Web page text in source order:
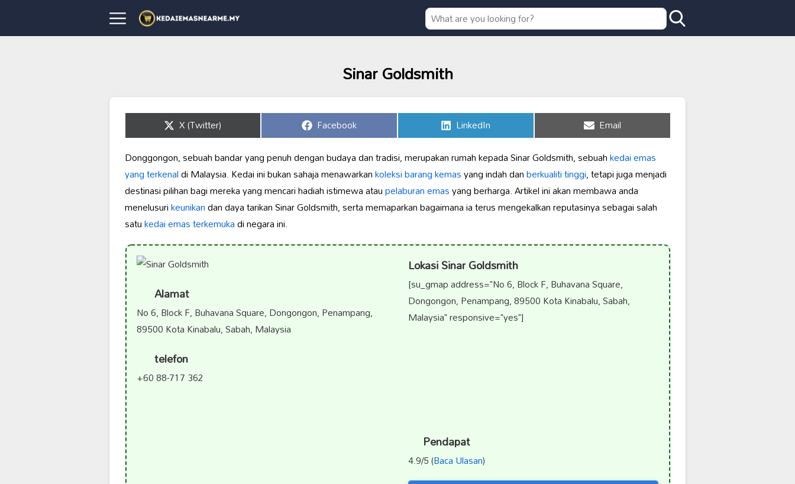
Sinar Goldsmith
Share
on
X (Twitter) Share
on
Facebook Share
on
LinkedIn Share
on
Email
Donggongon, sebuah bandar yang penuh dengan budaya dan tradisi, merupakan rumah kepada Sinar Goldsmith, sebuahkedai emas
yang terkenaldi Malaysia. Kedai ini bukan sahaja menawarkankoleksi barang kemasyang indah danberkualiti tinggi, tetapi juga menjadi
destinasi pilihan bagi mereka yang mencari hadiah istimewa ataupelaburan emasyang berharga. Artikel ini akan membawa anda
menelusurikeunikandan daya tarikan Sinar Goldsmith, serta memaparkan bagaimana ia terus mengekalkan reputasinya sebagai salah
satukedai emas terkemukadi negara ini.
Alamat
No 6, Block F, Buhavana Square, Dongongon, Penampang,
89500 Kota Kinabalu, Sabah, Malaysia
telefon
+60 88-717 362
Lokasi Sinar Goldsmith
[su_gmap address="No 6, Block F, Buhavana Square,
Dongongon, Penampang, 89500 Kota Kinabalu, Sabah,
Malaysia" responsive="yes"]
Pendapat
4.9/5 (Baca Ulasan)